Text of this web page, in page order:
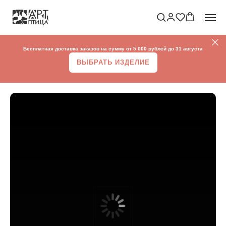
Бесплатная доставка заказов на сумму от 5 000 рублей до 31 августа
ВЫБРАТЬ ИЗДЕЛИЕ